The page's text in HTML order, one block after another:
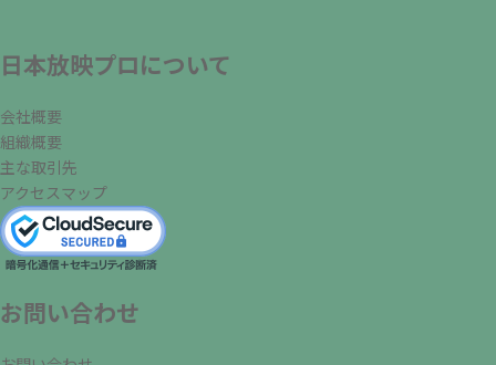
日本放映プロについて
会社概要
組織概要
主な取引先
アクセスマップ
お問い合わせ